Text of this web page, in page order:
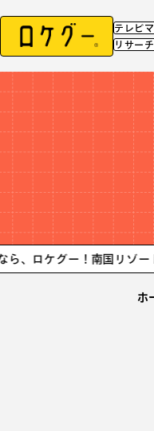
テレビ
リサー
！ 南国リゾートの気分を
ホ